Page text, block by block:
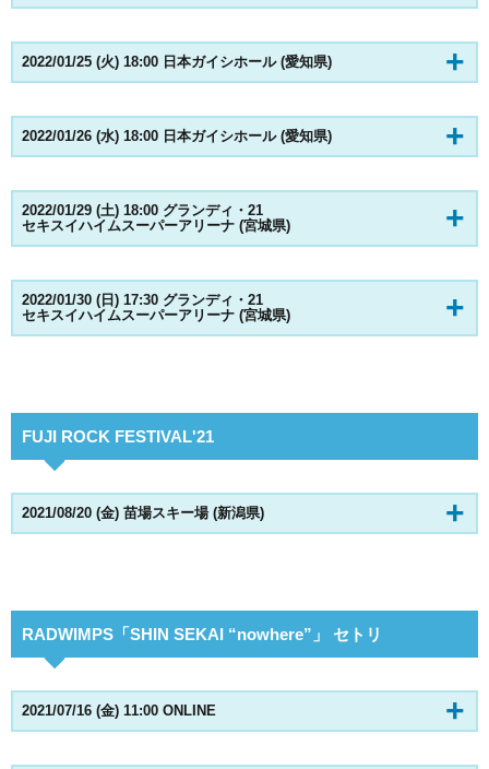
2022/01/25 (火) 18:00 日本ガイシホール (愛知県)
2022/01/26 (水) 18:00 日本ガイシホール (愛知県)
2022/01/29 (土) 18:00 グランディ・21
セキスイハイムスーパーアリーナ (宮城県)
2022/01/30 (日) 17:30 グランディ・21
セキスイハイムスーパーアリーナ (宮城県)
FUJI ROCK FESTIVAL'21
2021/08/20 (金) 苗場スキー場 (新潟県)
RADWIMPS「SHIN SEKAI “nowhere”」 セトリ
2021/07/16 (金) 11:00 ONLINE